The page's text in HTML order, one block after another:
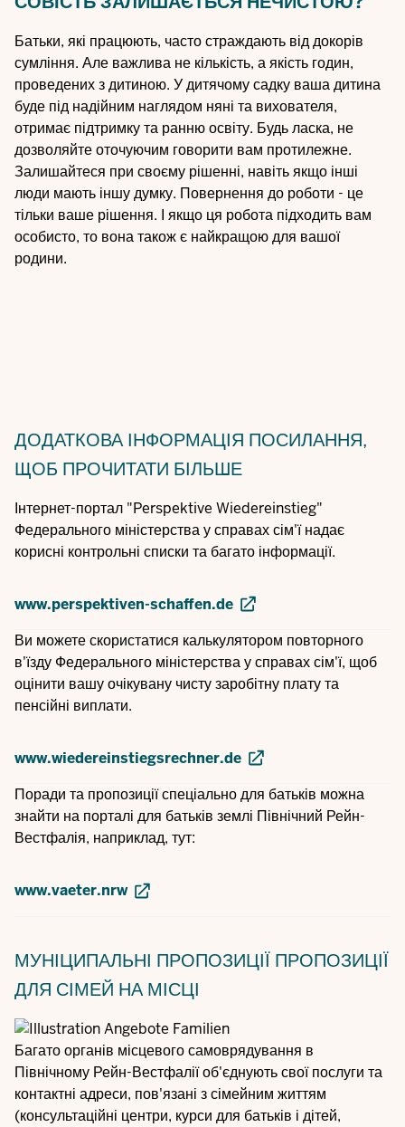
Батьки, які працюють, часто страждають від докорів
сумління. Але важлива не кількість, а якість годин,
проведених з дитиною. У дитячому садку ваша дитина
буде під надійним наглядом няні та вихователя,
отримає підтримку та ранню освіту. Будь ласка, не
дозволяйте оточуючим говорити вам протилежне.
Залишайтеся при своєму рішенні, навіть якщо інші
люди мають іншу думку. Повернення до роботи - це
тільки ваше рішення. І якщо ця робота підходить вам
особисто, то вона також є найкращою для вашої
родини.
ДОДАТКОВА ІНФОРМАЦІЯ ПОСИЛАННЯ,
ЩОБ ПРОЧИТАТИ БІЛЬШЕ
Інтернет-портал "Perspektive Wiedereinstieg"
Федерального міністерства у справах сім'ї надає
корисні контрольні списки та багато інформації.
www.perspektiven-schaffen.de
Ви можете скористатися калькулятором повторного
в'їзду Федерального міністерства у справах сім'ї, щоб
оцінити вашу очікувану чисту заробітну плату та
пенсійні виплати.
www.wiedereinstiegsrechner.de
Поради та пропозиції спеціально для батьків можна
знайти на порталі для батьків землі Північний Рейн-
Вестфалія, наприклад, тут:
www.vaeter.nrw
МУНІЦИПАЛЬНІ ПРОПОЗИЦІЇ ПРОПОЗИЦІЇ
ДЛЯ СІМЕЙ НА МІСЦІ
Багато органів місцевого самоврядування в
Північному Рейн-Вестфалії об'єднують свої послуги та
контактні адреси, пов'язані з сімейним життям
(консультаційні центри, курси для батьків і дітей,